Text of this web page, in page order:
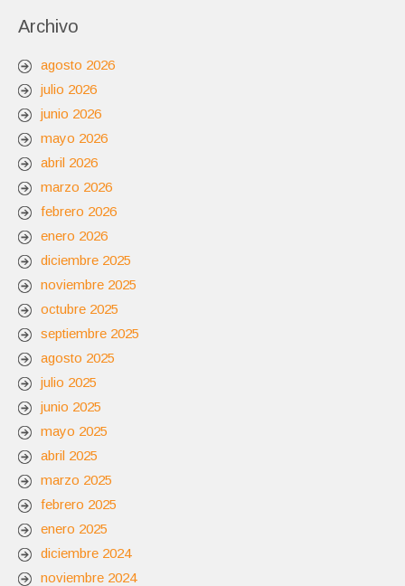
Archivo
agosto 2026
julio 2026
junio 2026
mayo 2026
abril 2026
marzo 2026
febrero 2026
enero 2026
diciembre 2025
noviembre 2025
octubre 2025
septiembre 2025
agosto 2025
julio 2025
junio 2025
mayo 2025
abril 2025
marzo 2025
febrero 2025
enero 2025
diciembre 2024
noviembre 2024